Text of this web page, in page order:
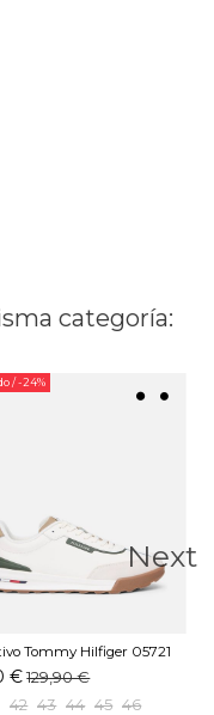
categoría:
/ -24%
Tommy Hilfiger 05721
€ 129,90 €
42 43 44 45 46
Next